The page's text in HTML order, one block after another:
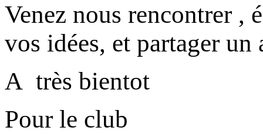
Venez nous rencontrer ,
vos idées, et partager
A très bientot
Pour le club